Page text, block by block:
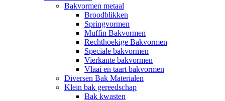
Bakvormen metaal
Broodblikken
Springvormen
Muffin Bakvormen
Rechthoekige Bakvormen
Speciale bakvormen
Vierkante bakvormen
Vlaai en taart bakvormen
Diversen Bak Materialen
Klein bak gereedschap
Bak kwasten